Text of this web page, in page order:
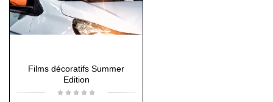
Films décoratifs Summer
Edition